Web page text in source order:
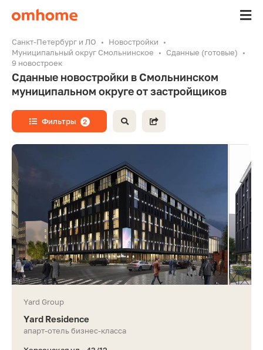
Санкт-Петербург и ЛО
Новостройки
Муниципальный округ Смольнинское
Сданные (готовые)
9 новостроек
Сданные новостройки в Смольнинском
муниципальном округе от застройщиков
Фильтры 2
Yard Group
Yard Residence
апарт-отель бизнес-класса